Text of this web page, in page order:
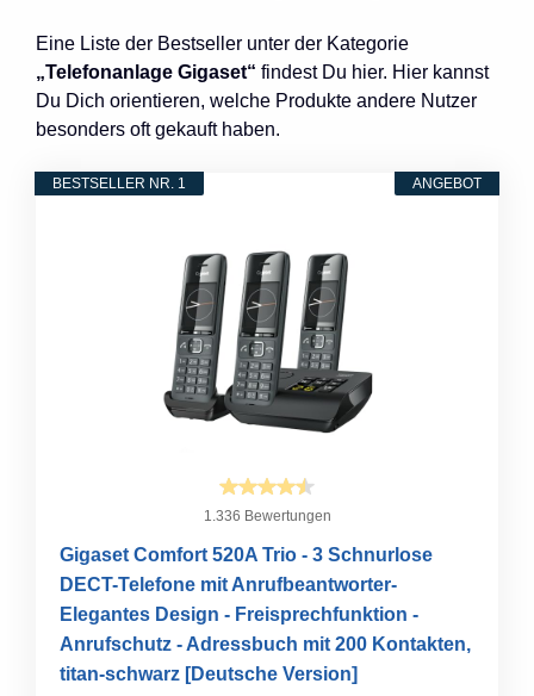
Eine Liste der Bestseller unter der Kategorie
„Telefonanlage Gigaset“ findest Du hier. Hier kannst
Du Dich orientieren, welche Produkte andere Nutzer
besonders oft gekauft haben.
ANGEBOT
BESTSELLER NR. 1
1.336 Bewertungen
Gigaset Comfort 520A Trio - 3 Schnurlose
DECT-Telefone mit Anrufbeantworter-
Elegantes Design - Freisprechfunktion -
Anrufschutz - Adressbuch mit 200 Kontakten,
titan-schwarz [Deutsche Version]